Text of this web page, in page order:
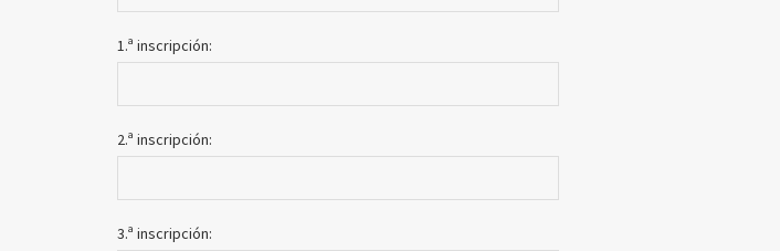
1.ª inscripción:
2.ª inscripción:
3.ª inscripción: